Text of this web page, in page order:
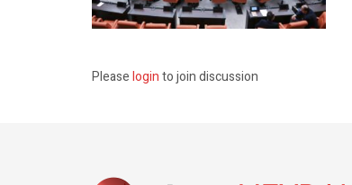
Pleaseloginto join discussion